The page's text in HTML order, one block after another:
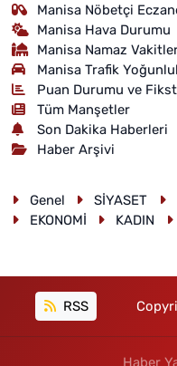
Manisa Nöbetçi
Manisa Hava Durumu
Manisa Namaz
Manisa Trafik
Puan Durumu ve
Tüm Manşetler
Son Dakika Haberleri
Haber Arşivi
Genel SİYASET
EKONOMİ
KADIN
RSS
Haber